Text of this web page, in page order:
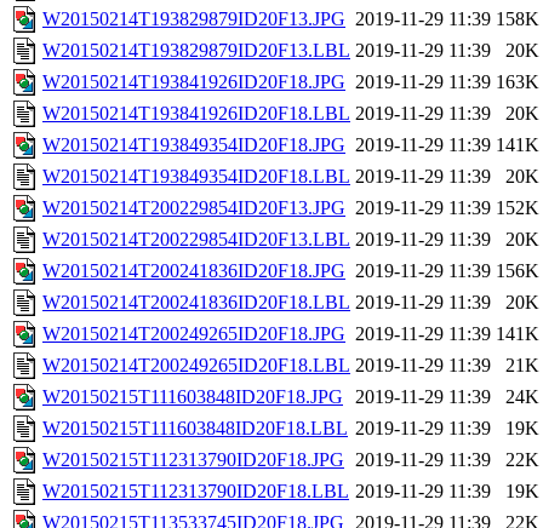
W20150214T193829879ID20F13.JPG 2019-11-29 11:39 158K
W20150214T193829879ID20F13.LBL 2019-11-29 11:39
20K
W20150214T193841926ID20F18.JPG 2019-11-29 11:39 163K
W20150214T193841926ID20F18.LBL 2019-11-29 11:39
20K
W20150214T193849354ID20F18.JPG 2019-11-29 11:39 141K
W20150214T193849354ID20F18.LBL 2019-11-29 11:39
20K
W20150214T200229854ID20F13.JPG 2019-11-29 11:39 152K
W20150214T200229854ID20F13.LBL 2019-11-29 11:39
20K
W20150214T200241836ID20F18.JPG 2019-11-29 11:39 156K
W20150214T200241836ID20F18.LBL 2019-11-29 11:39
20K
W20150214T200249265ID20F18.JPG 2019-11-29 11:39 141K
W20150214T200249265ID20F18.LBL 2019-11-29 11:39
21K
W20150215T111603848ID20F18.JPG
2019-11-29 11:39
24K
W20150215T111603848ID20F18.LBL 2019-11-29 11:39
19K
W20150215T112313790ID20F18.JPG 2019-11-29 11:39
22K
W20150215T112313790ID20F18.LBL 2019-11-29 11:39
19K
W20150215T113533745ID20F18.JPG 2019-11-29 11:39
22K